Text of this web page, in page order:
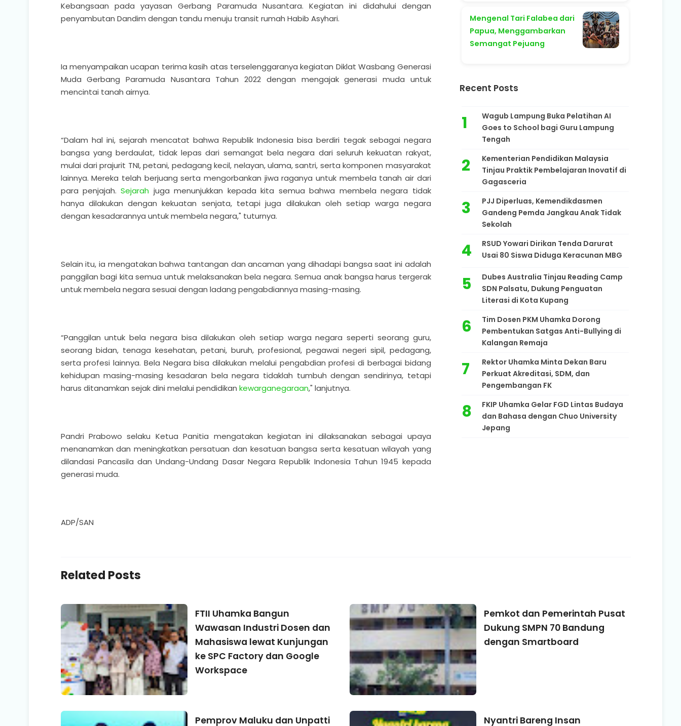
Kebangsaan pada yayasan Gerbang Paramuda Nusantara. Kegiatan ini didahului dengan
penyambutan Dandim dengan tandu menuju transit rumah Habib Asyhari.
Ia menyampaikan ucapan terima kasih atas terselenggaranya kegiatan Diklat Wasbang Generasi
Muda Gerbang Paramuda Nusantara Tahun 2022 dengan mengajak generasi muda untuk
mencintai tanah airnya.
“Dalam hal ini, sejarah mencatat bahwa Republik Indonesia bisa berdiri tegak sebagai negara
bangsa yang berdaulat, tidak lepas dari semangat bela negara dari seluruh kekuatan rakyat,
mulai dari prajurit TNI, petani, pedagang kecil, nelayan, ulama, santri, serta komponen masyarakat
lainnya. Mereka telah berjuang serta mengorbankan jiwa raganya untuk membela tanah air dari
para penjajah.Sejarah juga menunjukkan kepada kita semua bahwa membela negara tidak
hanya dilakukan dengan kekuatan senjata, tetapi juga dilakukan oleh setiap warga negara
dengan kesadarannya untuk membela negara," tuturnya.
Selain itu, ia mengatakan bahwa tantangan dan ancaman yang dihadapi bangsa saat ini adalah
panggilan bagi kita semua untuk melaksanakan bela negara. Semua anak bangsa harus tergerak
untuk membela negara sesuai dengan ladang pengabdiannya masing-masing.
“Panggilan untuk bela negara bisa dilakukan oleh setiap warga negara seperti seorang guru,
seorang bidan, tenaga kesehatan, petani, buruh, profesional, pegawai negeri sipil, pedagang,
serta profesi lainnya. Bela Negara bisa dilakukan melalui pengabdian profesi di berbagai bidang
kehidupan masing-masing kesadaran bela negara tidaklah tumbuh dengan sendirinya, tetapi
harus ditanamkan sejak dini melalui pendidikan kewarganegaraan," lanjutnya.
Pandri Prabowo selaku Ketua Panitia mengatakan kegiatan ini dilaksanakan sebagai upaya
menanamkan dan meningkatkan persatuan dan kesatuan bangsa serta kesatuan wilayah yang
dilandasi Pancasila dan Undang-Undang Dasar Negara Republik Indonesia Tahun 1945 kepada
generasi muda.
ADP/SAN
Mengenal Tari Falabea dari
Papua, Menggambarkan
Semangat Pejuang
Recent Posts
Wagub Lampung Buka Pelatihan AI
Goes to School bagi Guru Lampung
Tengah
Kementerian Pendidikan Malaysia
Tinjau Praktik Pembelajaran Inovatif di
Gagasceria
PJJ Diperluas, Kemendikdasmen
Gandeng Pemda Jangkau Anak Tidak
Sekolah
RSUD Yowari Dirikan Tenda Darurat
Usai 80 Siswa Diduga Keracunan MBG
Dubes Australia Tinjau Reading Camp
SDN Palsatu, Dukung Penguatan
Literasi di Kota Kupang
Tim Dosen PKM Uhamka Dorong
Pembentukan Satgas Anti-Bullying di
Kalangan Remaja
Rektor Uhamka Minta Dekan Baru
Perkuat Akreditasi, SDM, dan
Pengembangan FK
FKIP Uhamka Gelar FGD Lintas Budaya
dan Bahasa dengan Chuo University
Jepang
Related Posts
FTII Uhamka Bangun
Wawasan Industri Dosen dan
Mahasiswa lewat Kunjungan
ke SPC Factory dan Google
Workspace
Pemkot dan Pemerintah Pusat
Dukung SMPN 70 Bandung
dengan Smartboard
Pemprov Maluku dan Unpatti
Nyantri Bareng Insan